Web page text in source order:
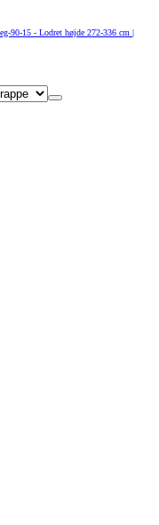
90-15 - Lodret højde 272-336 cm |